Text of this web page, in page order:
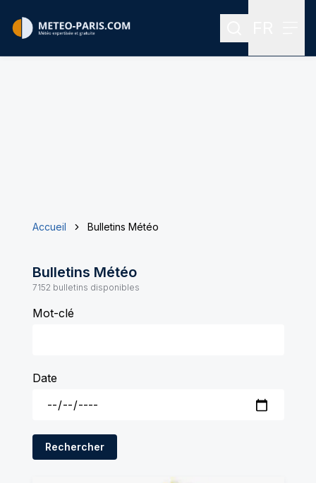
Rechercher
Accueil Bulletins Météo
Bulletins Météo
7152 bulletins disponibles
Mot-clé
Date
Rechercher